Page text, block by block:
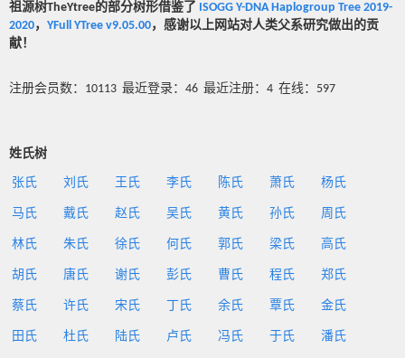
祖源树TheYtree的部分树形借鉴了 ISOGG Y-DNA Haplogroup Tree 2019-
2020， YFull YTree v9.05.00，感谢以上网站对人类父系研究做出的贡
献！
注册会员数：10113 最近登录：46 最近注册：4 在线：597
姓氏树
张氏 刘氏 王氏 李氏 陈氏 萧氏 杨氏
马氏 戴氏 赵氏 吴氏 黄氏 孙氏 周氏
林氏 朱氏 徐氏 何氏 郭氏 梁氏 高氏
胡氏 唐氏 谢氏 彭氏 曹氏 程氏 郑氏
蔡氏 许氏 宋氏 丁氏 余氏 覃氏 金氏
田氏 杜氏 陆氏 卢氏 冯氏 于氏 潘氏